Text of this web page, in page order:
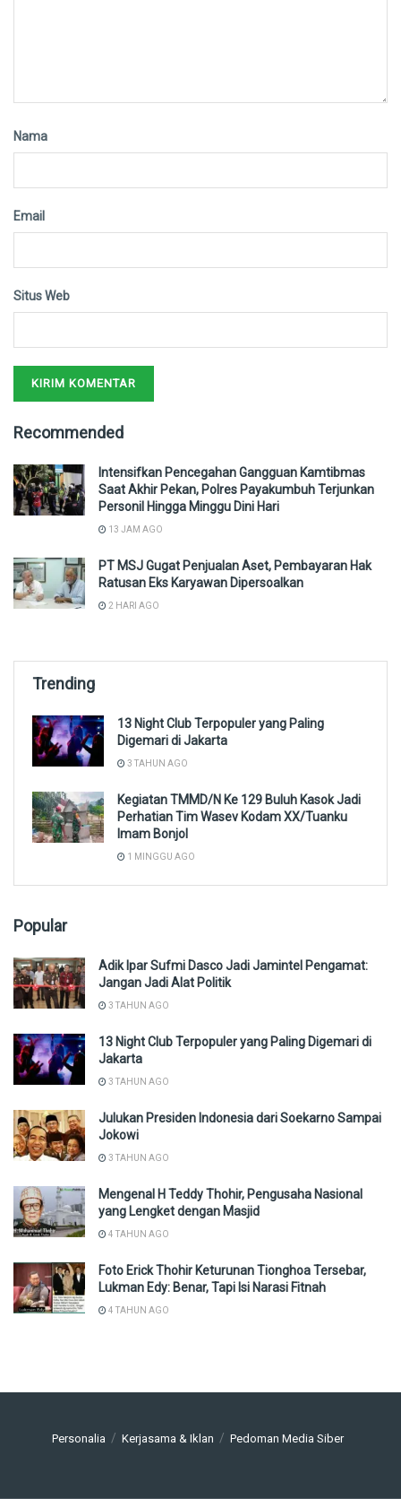
Nama
Email
Situs Web
Recommended
Intensifkan Pencegahan Gangguan Kamtibmas
Saat Akhir Pekan, Polres Payakumbuh Terjunkan
Personil Hingga Minggu Dini Hari
13 JAM AGO
PT MSJ Gugat Penjualan Aset, Pembayaran Hak
Ratusan Eks Karyawan Dipersoalkan
2 HARI AGO
Trending
13 Night Club Terpopuler yang Paling
Digemari di Jakarta
3 TAHUN AGO
Kegiatan TMMD/N Ke 129 Buluh Kasok Jadi
Perhatian Tim Wasev Kodam XX/Tuanku
Imam Bonjol
1 MINGGU AGO
Popular
Adik Ipar Sufmi Dasco Jadi Jamintel Pengamat:
Jangan Jadi Alat Politik
3 TAHUN AGO
13 Night Club Terpopuler yang Paling Digemari di
Jakarta
3 TAHUN AGO
Julukan Presiden Indonesia dari Soekarno Sampai
Jokowi
3 TAHUN AGO
Mengenal H Teddy Thohir, Pengusaha Nasional
yang Lengket dengan Masjid
4 TAHUN AGO
Foto Erick Thohir Keturunan Tionghoa Tersebar,
Lukman Edy: Benar, Tapi Isi Narasi Fitnah
4 TAHUN AGO
Personalia Kerjasama & Iklan Pedoman Media Siber